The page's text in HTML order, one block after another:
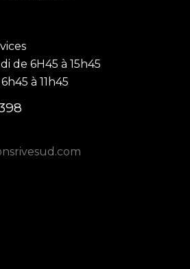
de 6H45 à 15h45
à 11h45